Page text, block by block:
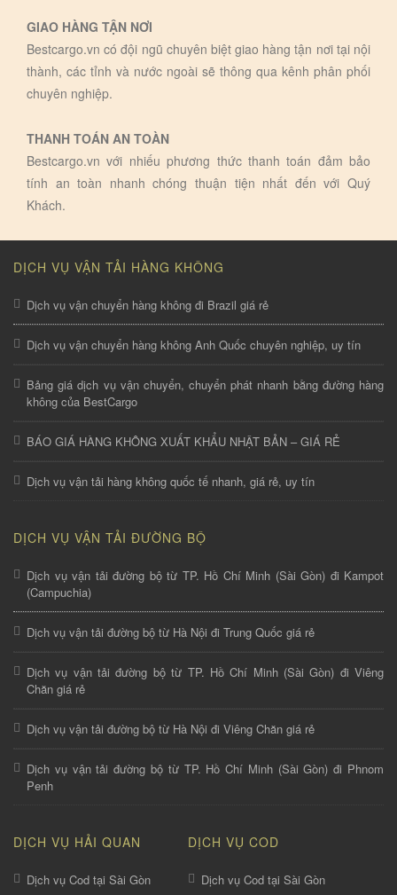
GIAO HÀNG TẬN NƠI
Bestcargo.vn có đội ngũ chuyên biệt giao hàng tận nơi tại nội
thành, các tỉnh và nước ngoài sẽ thông qua kênh phân phối
chuyên nghiệp.
THANH TOÁN AN TOÀN
Bestcargo.vn với nhiếu phương thức thanh toán đảm bảo
tính an toàn nhanh chóng thuận tiện nhất đến với Quý
Khách.
DỊCH VỤ VẬN TẢI HÀNG KHÔNG
Dịch vụ vận chuyển hàng không đi Brazil giá rẻ
Dịch vụ vận chuyển hàng không Anh Quốc chuyên nghiệp, uy tín
Bảng giá dịch vụ vận chuyển, chuyển phát nhanh bằng đường hàng
không của BestCargo
BÁO GIÁ HÀNG KHÔNG XUẤT KHẨU NHẬT BẢN – GIÁ RẺ
Dịch vụ vận tải hàng không quốc tế nhanh, giá rẻ, uy tín
DỊCH VỤ VẬN TẢI ĐƯỜNG BỘ
Dịch vụ vận tải đường bộ từ TP. Hồ Chí Minh (Sài Gòn) đi Kampot
(Campuchia)
Dịch vụ vận tải đường bộ từ Hà Nội đi Trung Quốc giá rẻ
Dịch vụ vận tải đường bộ từ TP. Hồ Chí Minh (Sài Gòn) đi Viêng
Chăn giá rẻ
Dịch vụ vận tải đường bộ từ Hà Nội đi Viêng Chăn giá rẻ
Dịch vụ vận tải đường bộ từ TP. Hồ Chí Minh (Sài Gòn) đi Phnom
Penh
DỊCH VỤ HẢI QUAN
Dịch vụ Cod tại Sài Gòn
DỊCH VỤ COD
Dịch vụ Cod tại Sài Gòn